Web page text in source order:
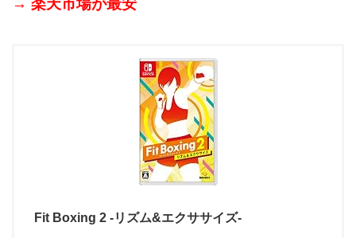
Fit Boxing 2 -リズム&エクササイズ-